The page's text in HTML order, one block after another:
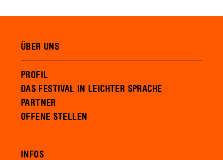
ÜBER UNS
PROFIL
DAS FESTIVAL IN LEICHTER SPRACHE
PARTNER
OFFENE STELLEN
INFOS